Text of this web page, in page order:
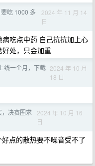
吃 1000 多
2024 年 11 月 14
日
吃点中药 自己抗抗加上心
处，只会加重
线一个月，下载 2024 年 10 月
18 日
，决赛圈求
2024 年 10 月 16
日
点的散热要不噪音受不了